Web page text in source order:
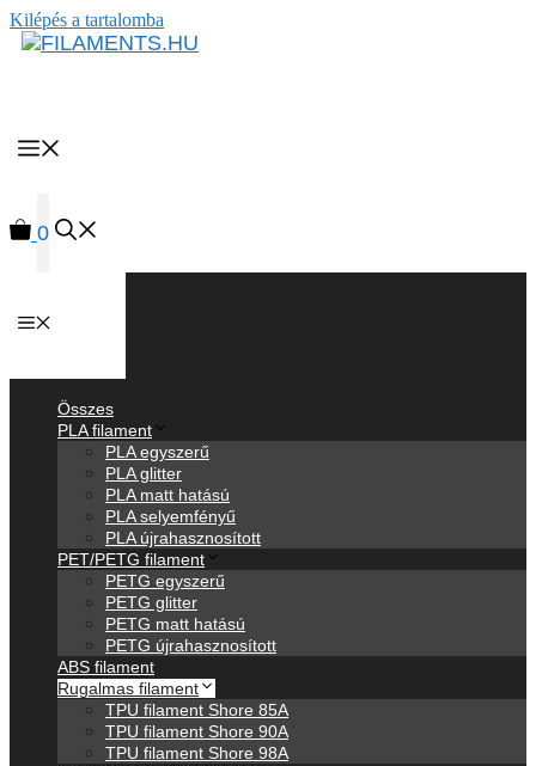
Kilépés a tartalomba
0
Összes
PLA filament
PLA egyszerű
PLA glitter
PLA matt hatású
PLA selyemfényű
PLA újrahasznosított
PET/PETG filament
PETG egyszerű
PETG glitter
PETG matt hatású
PETG újrahasznosított
ABS filament
Rugalmas filament
TPU filament Shore 85A
TPU filament Shore 90A
TPU filament Shore 98A